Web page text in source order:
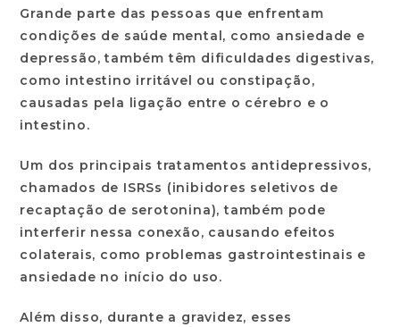
Grande parte das pessoas que enfrentam
condições de saúde mental, como ansiedade e
depressão, também têm dificuldades digestivas,
como intestino irritável ou constipação,
causadas pela ligação entre o cérebro e o
intestino.
Um dos principais tratamentos antidepressivos,
chamados de ISRSs (inibidores seletivos de
recaptação de serotonina), também pode
interferir nessa conexão, causando efeitos
colaterais, como problemas gastrointestinais e
ansiedade no início do uso.
Além disso, durante a gravidez, esses